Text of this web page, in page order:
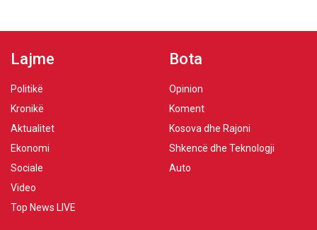
Lajme
Politikë
Kronikë
Aktualitet
Ekonomi
Sociale
Video
Top News LIVE
Bota
Opinion
Koment
Kosova dhe Rajoni
Shkencë dhe Teknologji
Auto